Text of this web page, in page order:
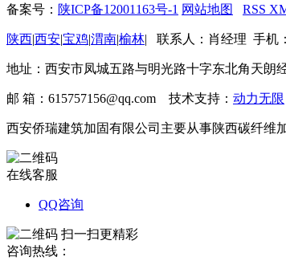
备案号： 陕ICP备12001163号-1 网站地图 RSS
陕西|西安|宝鸡|渭南|榆林| 联系人：肖经理 手机
地址：西安市凤城五路与明光路十字东北角天朗
邮 箱：615757156@qq.com 技术支持： 动力无限
西安侨瑞建筑加固有限公司主要从事陕西碳纤维
在线客服
QQ咨询
扫一扫更精彩
咨询热线：